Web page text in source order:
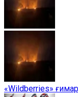
«Wildberries»